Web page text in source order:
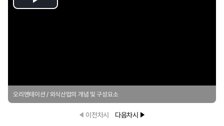
Play
오리엔테이션 / 외식산업의 개념 및 구성요소
이전차시 다음차시